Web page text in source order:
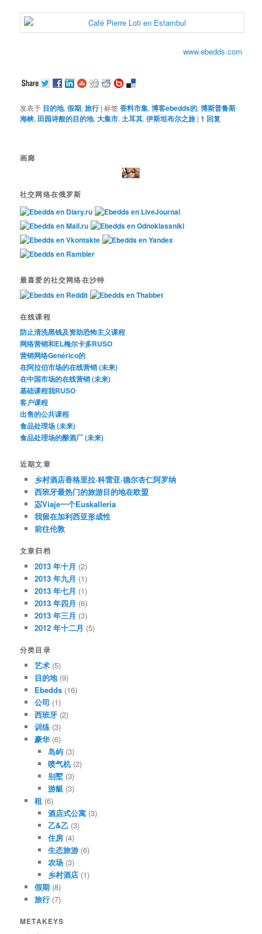
www.ebedds.com
发表于 目的地,假期,旅行 |标签香料市集,博客ebedds的,博斯普鲁斯
海峡, 田园诗般的目的地,大集市, 土耳其,伊斯坦布尔之旅 |1 回复
画廊
社交网络在俄罗斯
最喜爱的社交网络在沙特
在线课程
防止清洗黑钱及资助恐怖主义课程
网络营销和EL梅尔卡多RUSO
营销网络Genérico的
在阿拉伯市场的在线营销 (未来)
在中国市场的在线营销 (未来)
基础课程我RUSO
客户课程
出售的公共课程
食品处理场 (未来)
食品处理场的酿酒厂 (未来)
近期文章
乡村酒店香格里拉·科雷亚·德尔杏仁阿罗纳
西班牙最热门的旅游目的地在欧盟
宓Viaje一个Euskalleria
我留在加利西亚形成性
前往伦敦
文章归档
2013 年十月 (2)
2013 年九月 (1)
2013 年七月 (1)
2013 年四月 (6)
2013 年三月 (3)
2012 年十二月 (5)
分类目录
艺术 (5)
目的地(9)
Ebedds (16)
公司 (1)
西班牙 (2)
训练 (3)
豪华(6)
岛屿(3)
喷气机(2)
别墅(3)
游艇(3)
租 (6)
酒店式公寓(3)
乙&乙 (3)
住房(4)
生态旅游(6)
农场(3)
乡村酒店(1)
假期 (8)
旅行 (7)
METAKEYS